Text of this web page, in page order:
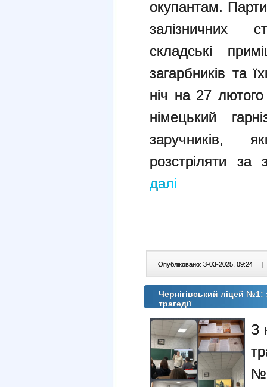
окупантам.
залізничних
складські
загарбників та
ніч на 27
німецький
заручників,
розстріляти
далі
Опубліковано: 3-03-2025, 09:24 |
Чернігівський ліцей №1:
трагедії
З